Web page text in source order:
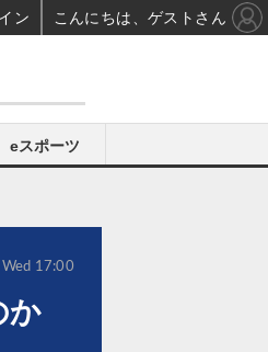
eスポーツ
か
17:00
ン こんにちは、ゲストさん